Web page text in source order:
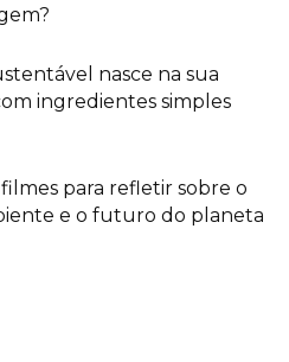
nasce na sua
ingredientes simples
para refletir sobre o
e o futuro do planeta